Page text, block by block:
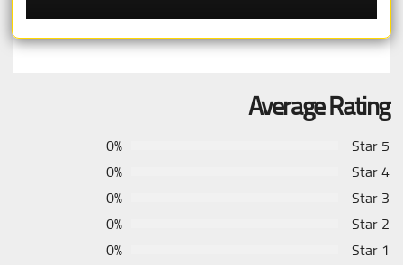
Average Rating
5 Star
0%
4 Star
0%
3 Star
0%
2 Star
0%
1 Star
0%